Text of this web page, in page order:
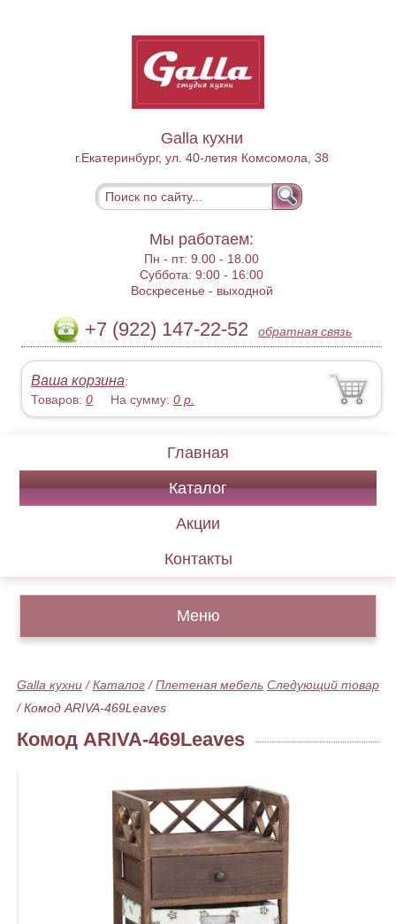
Galla кухни
г.Екатеринбург, ул. 40-летия Комсомола, 38
Мы работаем:
Пн - пт:9.00 - 18.00
Суббота:9:00 - 16:00
Воскресенье - выходной
+7 (922) 147-22-52 обратная связь
Ваша корзина:
Товаров:0 На сумму:0 р.
Главная
Каталог
Акции
Контакты
Меню
Следующий товар
Galla кухни /Каталог /Плетеная мебель
/Комод ARIVA-469Leaves
Комод ARIVA-469Leaves